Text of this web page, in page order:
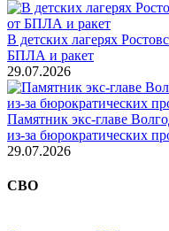
В детских лагерях
БПЛА и ракет
29.07.2026
Памятник экс-главе
из-за бюрократических
29.07.2026
СВО